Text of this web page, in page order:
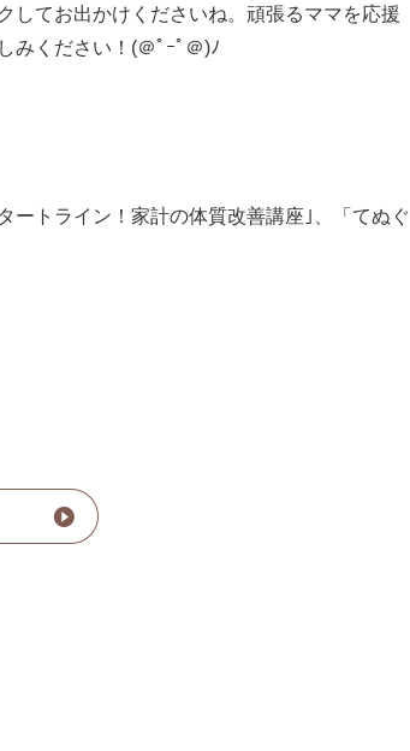
してお出かけくださいね。頑張るママを応援
みください！(＠ﾟｰﾟ＠)ﾉ
ートライン！家計の体質改善講座｣、「てぬぐ